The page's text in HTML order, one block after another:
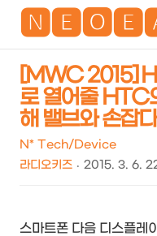
[MWC 2015]
로 열어줄 HTC
해 밸브와 손잡
N* Tech/Device
라디오키즈
2015. 3. 6.
스마트폰 다음 디스플레